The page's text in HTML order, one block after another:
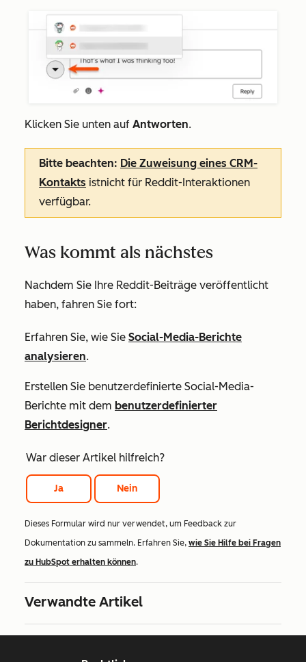
Klicken Sie unten auf Antworten.
Bitte beachten: Die Zuweisung eines CRM-
Kontakts istnicht für Reddit-Interaktionen
verfügbar.
Was kommt als nächstes
Nachdem Sie Ihre Reddit-Beiträge veröffentlicht
haben, fahren Sie fort:
Erfahren Sie, wie Sie Social-Media-Berichte
analysieren.
Erstellen Sie benutzerdefinierte Social-Media-
Berichte mit dem benutzerdefinierter
Berichtdesigner.
War dieser Artikel hilfreich?
Ja Nein
Dieses Formular wird nur verwendet, um Feedback zur
Dokumentation zu sammeln. Erfahren Sie, wie Sie Hilfe bei Fragen
zu HubSpot erhalten können.
Verwandte Artikel